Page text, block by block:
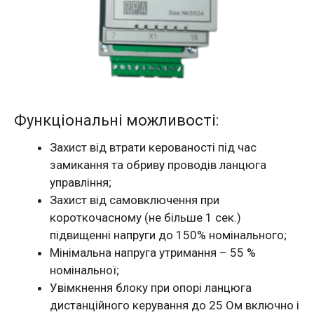
Функціональні можливості:
Захист від втрати керованості під час
замикання та обриву проводів ланцюга
управління;
Захист від самовключення при
короткочасному (не більше 1 сек.)
підвищенні напруги до 150% номінального;
Мінімальна напруга утримання – 55 %
номінальної;
Увімкнення блоку при опорі ланцюга
дистанційного керування до 25 Ом включно і